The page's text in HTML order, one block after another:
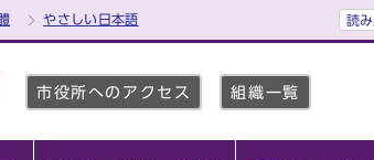
やさしい日本語 読
市役所へのアクセス
組織一覧